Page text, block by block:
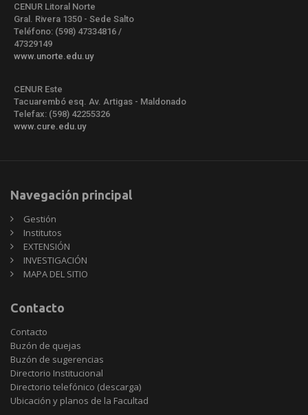
CENUR Litoral Norte
Gral. Rivera 1350 - Sede Salto
Teléfono: (598) 47334816 /
47329149
www.unorte.edu.uy
CENUR Este
Tacuarembó esq. Av. Artigas - Maldonado
Telefax: (598) 42255326
www.cure.edu.uy
Navegación principal
Gestión
Institutos
EXTENSIÓN
INVESTIGACIÓN
MAPA DEL SITIO
Contacto
Contacto
Buzón de quejas
Buzón de sugerencias
Directorio Institucional
Directorio telefónico (descarga)
Ubicación y planos de la Facultad